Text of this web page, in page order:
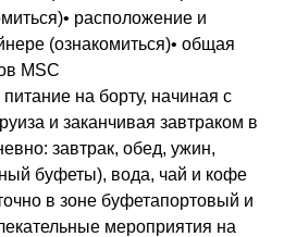
расположение и
(ознакомиться)• общая
MSC
на борту, начиная с
и заканчивая завтраком в
завтрак, обед, ужин,
буфеты), вода, чай и кофе
в зоне буфетапортовый и
мероприятия на